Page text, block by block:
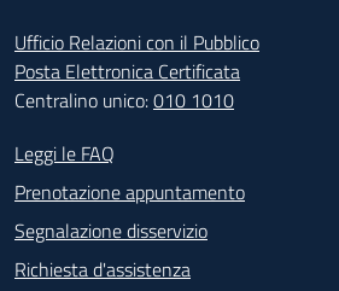
Ufficio Relazioni con il Pubblico
Posta Elettronica Certificata
Centralino unico:010 1010
Footer - Contatti
Leggi le FAQ
Prenotazione appuntamento
Segnalazione disservizio
Richiesta d'assistenza